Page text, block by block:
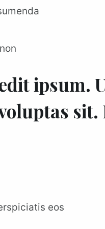
ipsum.
sit.
eos